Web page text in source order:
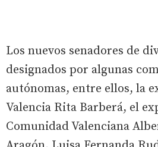
Los nuevos senadores de
designados por algunas
autónomas, entre ellos, la
Valencia Rita Barberá, el
Comunidad Valenciana